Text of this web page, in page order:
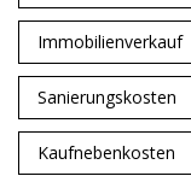
Immobilienverkauf
Sanierungskosten
Kaufnebenkosten